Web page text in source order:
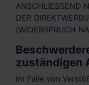
ANSCHLIESSEND
DER
(WIDERSPRUCH
zuständigen
Im Falle von